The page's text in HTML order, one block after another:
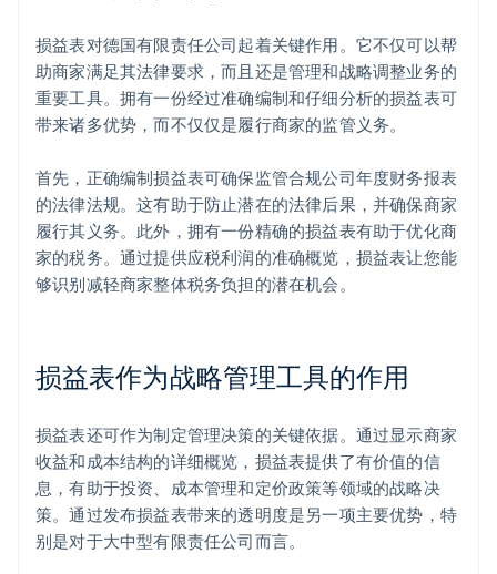
损益表对德国有限责任公司起着关键作用。它不仅可以帮
助商家满足其法律要求，而且还是管理和战略调整业务的
重要工具。拥有一份经过准确编制和仔细分析的损益表可
带来诸多优势，而不仅仅是履行商家的监管义务。
首先，正确编制损益表可确保监管合规公司年度财务报表
的法律法规。这有助于防止潜在的法律后果，并确保商家
履行其义务。此外，拥有一份精确的损益表有助于优化商
家的税务。通过提供应税利润的准确概览，损益表让您能
够识别减轻商家整体税务负担的潜在机会。
损益表作为战略管理工具的作用
损益表还可作为制定管理决策的关键依据。通过显示商家
收益和成本结构的详细概览，损益表提供了有价值的信
息，有助于投资、成本管理和定价政策等领域的战略决
策。通过发布损益表带来的透明度是另一项主要优势，特
别是对于大中型有限责任公司而言。
阿联酋
English